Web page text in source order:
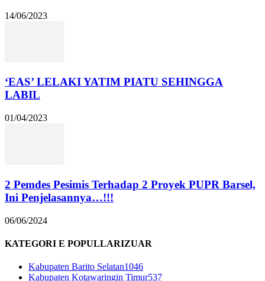
14/06/2023
‘EAS’ LELAKI YATIM PIATU SEHINGGA
LABIL
01/04/2023
2 Pemdes Pesimis Terhadap 2 Proyek PUPR Barsel,
Ini Penjelasannya…!!!
06/06/2024
KATEGORI E POPULLARIZUAR
Kabupaten Barito Selatan1046
Kabupaten Kotawaringin Timur537